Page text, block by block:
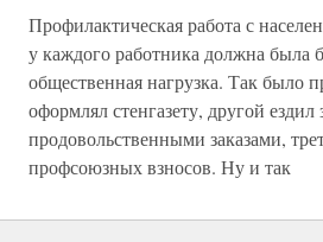
Профилактическая работа с
у каждого работника должна была
общественная нагрузка. Так было
оформлял стенгазету, другой ездил
продовольственными заказами,
профсоюзных взносов. Ну и так